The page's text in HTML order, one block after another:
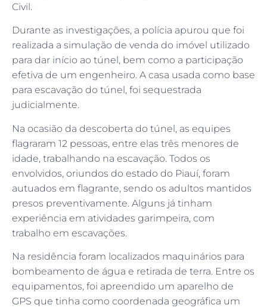
Civil.
Durante as investigações, a polícia apurou que foi
realizada a simulação de venda do imóvel utilizado
para dar início ao túnel, bem como a participação
efetiva de um engenheiro. A casa usada como base
para escavação do túnel, foi sequestrada
judicialmente.
Na ocasião da descoberta do túnel, as equipes
flagraram 12 pessoas, entre elas três menores de
idade, trabalhando na escavação. Todos os
envolvidos, oriundos do estado do Piauí, foram
autuados em flagrante, sendo os adultos mantidos
presos preventivamente. Alguns já tinham
experiência em atividades garimpeira, com
trabalho em escavações.
Na residência foram localizados maquinários para
bombeamento de água e retirada de terra. Entre os
equipamentos, foi apreendido um aparelho de
GPS que tinha como coordenada geográfica um